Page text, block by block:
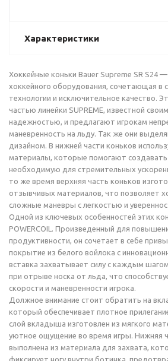
Характеристики
Хоккейные коньки Bauer Supreme SR S24
хоккейного оборудования, сочетающая в
технологии и исключительное качество.
частью линейки SUPREME, известной
надежностью, и предлагают игрокам
маневренность на льду. Так же они
дизайном. В нижней части коньков
материалы, которые помогают создавать
необходимую для стремительных
то же время верхняя часть коньков
отзывчивых материалов, что позволяет
сложные маневры с легкостью и
Одной из ключевых особенностей этих
POWERCOIL. Произведенный для
продуктивности, он сочетает в себе
покрытие из белого войлока с
вставка захватывает силу с каждым
при отрыве носка от льда, что
скорости и маневренности игрока.
Должное внимание стоит обратить на
который обеспечивает плотное
слой вкладыша изготовлен из мягкого
уютное ощущение во время игры. Нижняя
выполнена из материала для захвата,
фиксирует ногу внутри ботинка,